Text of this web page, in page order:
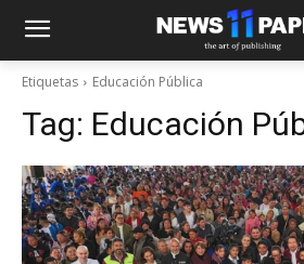
Etiquetas Educación Pública
Tag: Educación